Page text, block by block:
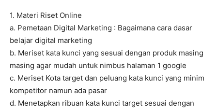
1. Materi Riset Online
a. Pemetaan Digital Marketing : Bagaimana cara dasar
belajar digital marketing
b. Meriset kata kunci yang sesuai dengan produk masing
masing agar mudah untuk nimbus halaman 1 google
c. Meriset Kota target dan peluang kata kunci yang minim
kompetitor namun ada pasar
d. Menetapkan ribuan kata kunci target sesuai dengan